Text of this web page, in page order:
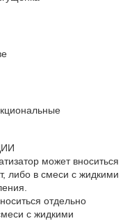
может вноситься
либо в смеси с жидкими
отдельно
с жидкими